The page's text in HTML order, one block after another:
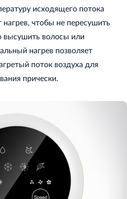
исходящего потока
нагрев, чтобы не пересушить
высушить волосы или
нагрев позволяет
поток воздуха для
прически.